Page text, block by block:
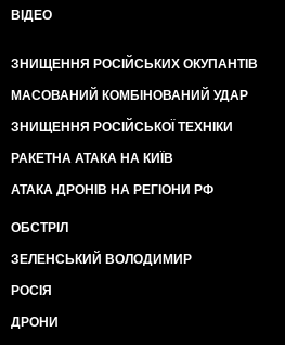
ВІДЕО
ЗНИЩЕННЯ РОСІЙСЬКИХ ОКУПАНТІВ
МАСОВАНИЙ КОМБІНОВАНИЙ УДАР
ЗНИЩЕННЯ РОСІЙСЬКОЇ ТЕХНІКИ
РАКЕТНА АТАКА НА КИЇВ
АТАКА ДРОНІВ НА РЕГІОНИ РФ
ОБСТРІЛ
ЗЕЛЕНСЬКИЙ ВОЛОДИМИР
РОСІЯ
ДРОНИ